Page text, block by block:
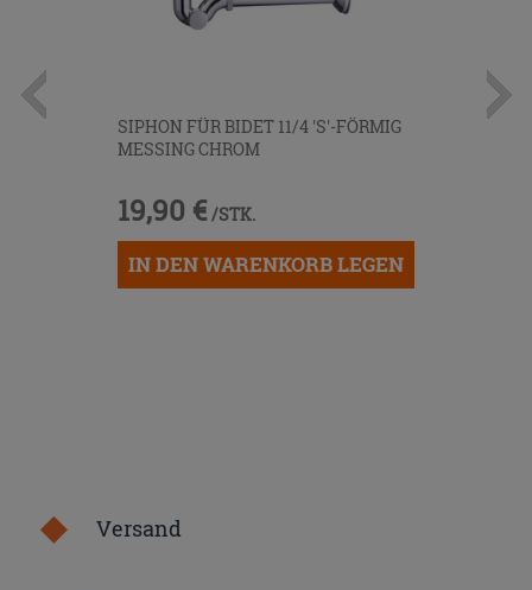
SIPHON FÜR BIDET 11/4 'S'-FÖRMIG
MESSING CHROM
19,90 € /STK.
IN DEN WARENKORB LEGEN
Versand